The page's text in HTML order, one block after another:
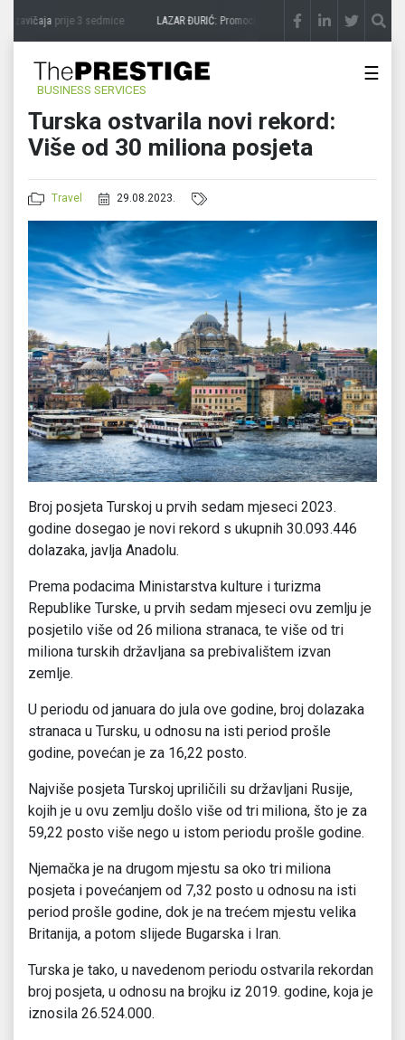
zavičajaprije 3 sedmice LAZAR ĐURIĆ: Promocija potencijal pretvara u destinaciju
BUSINESS SERVICES
☰
Turska ostvarila novi rekord:
Više od 30 miliona posjeta
Travel 29.08.2023.
Broj posjeta Turskoj u prvih sedam mjeseci 2023.
godine dosegao je novi rekord s ukupnih 30.093.446
dolazaka, javlja Anadolu.
Prema podacima Ministarstva kulture i turizma
Republike Turske, u prvih sedam mjeseci ovu zemlju je
posjetilo više od 26 miliona stranaca, te više od tri
miliona turskih državljana sa prebivalištem izvan
zemlje.
U periodu od januara do jula ove godine, broj dolazaka
stranaca u Tursku, u odnosu na isti period prošle
godine, povećan je za 16,22 posto.
Najviše posjeta Turskoj upriličili su državljani Rusije,
kojih je u ovu zemlju došlo više od tri miliona, što je za
59,22 posto više nego u istom periodu prošle godine.
Njemačka je na drugom mjestu sa oko tri miliona
posjeta i povećanjem od 7,32 posto u odnosu na isti
period prošle godine, dok je na trećem mjestu velika
Britanija, a potom slijede Bugarska i Iran.
Turska je tako, u navedenom periodu ostvarila rekordan
broj posjeta, u odnosu na brojku iz 2019. godine, koja je
iznosila 26.524.000.